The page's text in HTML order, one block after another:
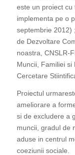
este un proiect cu
implementa pe o
septembrie 2012)
de Dezvoltare
noastra, CNSLR-
Muncii, Familiei si
Cercetare
Proiectul
ameliorare a
si de excludere a
muncii, gradul de
aduse in centrul
coeziunii sociale.